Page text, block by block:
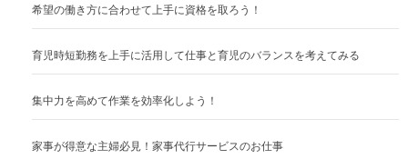
希望の働き方に合わせて上手に資格を取ろう！
育児時短勤務を上手に活用して仕事と育児のバランスを考えてみる
集中力を高めて作業を効率化しよう！
家事が得意な主婦必見！家事代行サービスのお仕事